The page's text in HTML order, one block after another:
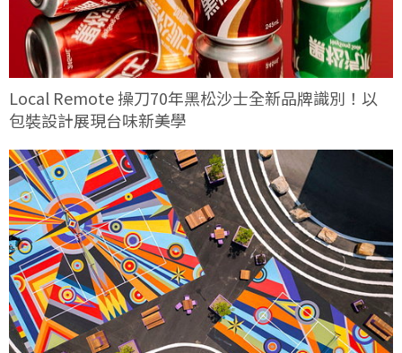
Local Remote 操刀70年黑松沙士全新品牌識別！以
包裝設計展現台味新美學